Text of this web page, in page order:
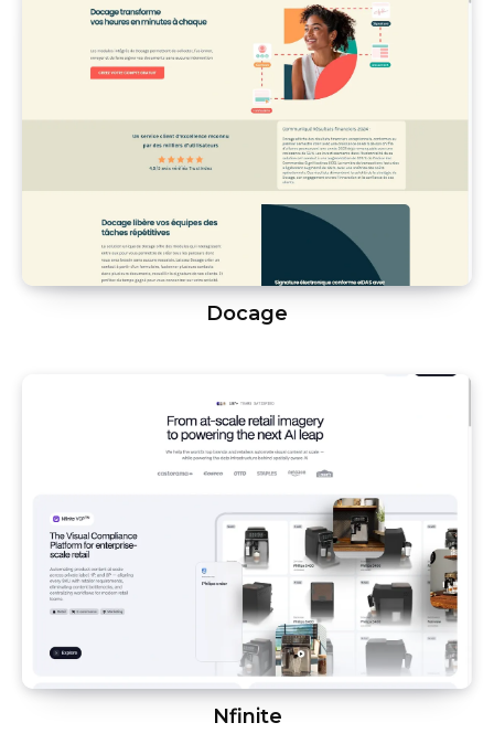
Docage
Nfinite